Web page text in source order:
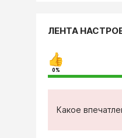
ЛЕНТА
0%
Какое